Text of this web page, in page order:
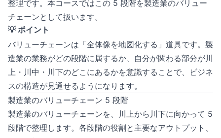
整理です。本コースではこの 5 段階を製造業のバリュー
チェーンとして扱います。
💡 ポイント
バリューチェーンは「全体像を地図化する」道具です。製
造業の業務がどの段階に属するか、自分が関わる部分が川
上・川中・川下のどこにあるかを意識することで、ビジネ
スの構造が見通せるようになります。
製造業のバリューチェーン 5 段階
製造業のバリューチェーンを、川上から川下に向かって 5
段階で整理します。各段階の役割と主要なアウトプット、